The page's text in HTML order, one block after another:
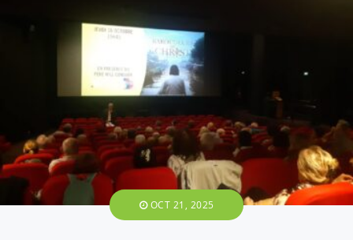
OCT 21, 2025